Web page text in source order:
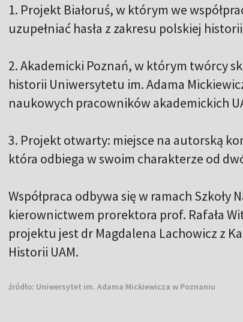
1. Projekt Białoruś, w którym we
uzupełniać hasła z zakresu polskiej
2. Akademicki Poznań, w którym twórcy
historii Uniwersytetu im. Adama
naukowych pracowników akademickich
3. Projekt otwarty: miejsce na autorską
która odbiega w swoim charakterze od
Współpraca odbywa się w ramach Szkoły
kierownictwem prorektora prof. Rafała
projektu jest dr Magdalena Lachowicz z
Historii UAM.
źródło: Uniwersytet im. Adama Mickiewicza w Poznaniu